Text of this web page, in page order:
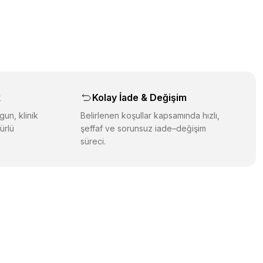
klinik
Kolay İade & Değişim
Belirlenen koşullar kapsamında hızlı,
şeffaf ve sorunsuz iade–değişim
süreci.